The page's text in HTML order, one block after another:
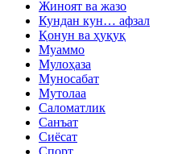
Жиноят ва жазо
Кундан кун… афзал
Қонун ва ҳуқуқ
Муаммо
Мулоҳаза
Муносабат
Мутолаа
Саломатлик
Санъат
Сиёсат
Спорт